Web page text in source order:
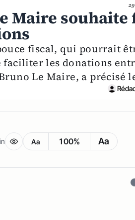
Maire
fiscal, qui pourrait
faciliter les donations
Le Maire, a précisé
Aa 100% Aa